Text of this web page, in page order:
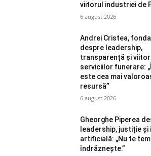
viitorul industriei de
6 august 2026
Andrei Cristea,
despre leadership,
transparență și
serviciilor funerare:
este cea mai
resursă”
6 august 2026
Gheorghe Piperea
leadership, justiție
artificială: „Nu te
îndrăznește.”